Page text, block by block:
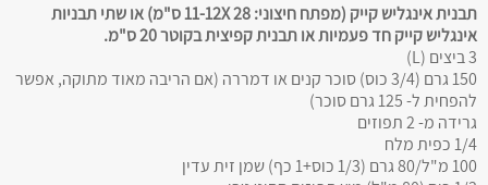
תבנית אינגליש קייק (מפתח חיצוני: 11-12X 28 ס"מ) או שתי תבניות
אינגליש קייק חד פעמיות או תבנית קפיצית בקוטר 20 ס"מ.
3 ביצים (L)
150 גרם (3/4 כוס) סוכר קנים או דמררה (אם הריבה מאוד מתוקה, אפשר
להפחית ל- 125 גרם סוכר)
גרידה מ- 2 תפוזים
1/4 כפית מלח
100 מ"ל/80 גרם (1/3 כוס+1 כף) שמן זית עדין